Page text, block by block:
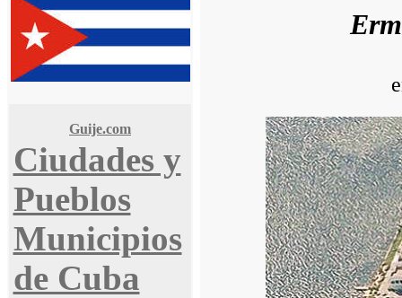
Guije.com
Ciudades y
Pueblos
Municipios
de Cuba